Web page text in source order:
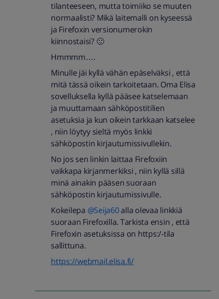
tilanteeseen, mutta toimiiko se muuten
normaalisti? Mikä laitemalli on kyseessä
ja Firefoxin versionumerokin
kiinnostaisi? 🙂
Hmmmm….
Minulle jäi kyllä vähän epäselväksi , että
mitä tässä oikein tarkoitetaan. Oma Elisa
sovelluksella kyllä pääsee katselemaan
ja muuttamaan sähköpostitilien
asetuksia ja kun oikein tarkkaan katselee
, niin löytyy sieltä myös linkki
sähköpostin kirjautumissivullekin.
No jos sen linkin laittaa Firefoxiin
vaikkapa kirjanmerkiksi , niin kyllä sillä
minä ainakin pääsen suoraan
sähköpostin kirjautumissivulle.
Kokeilepa @Seija60alla olevaa linkkiä
suoraan Firefoxilla. Tarkista ensin , että
Firefoxin asetuksissa on https:/-tila
sallittuna.
https://webmail.elisa.fi/